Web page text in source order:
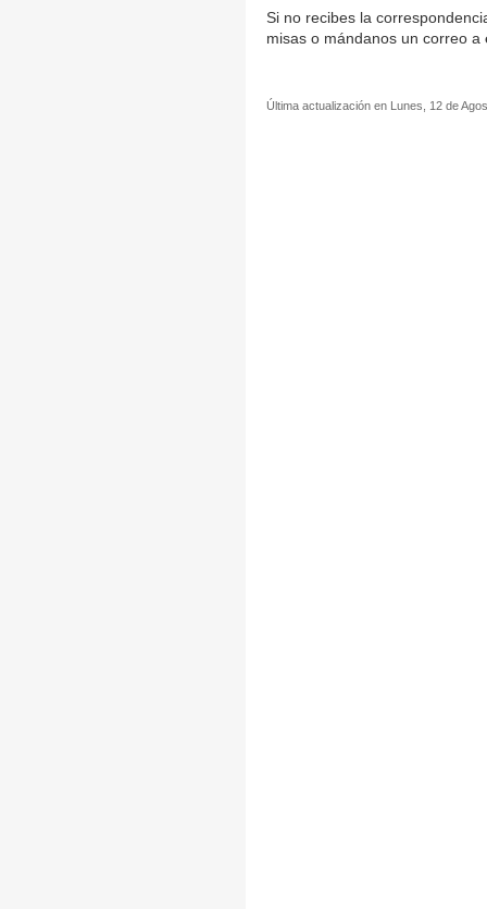
Si no recibes la
misas o mándanos un correo a
Última actualización en Lunes, 12 de